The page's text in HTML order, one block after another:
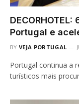
Portugal e
BY VEJA PORTUGAL
Portugal continua a
turísticos mais